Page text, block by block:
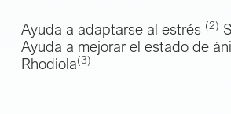
Ayuda a adaptarse al estrés (2)
Ayuda a mejorar el estado de
Rhodiola(3)